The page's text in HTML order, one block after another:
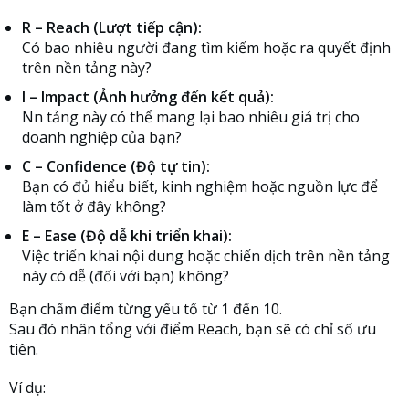
R – Reach (Lượt tiếp cận):
Có bao nhiêu người đang tìm kiếm hoặc ra quyết định
trên nền tảng này?
I – Impact (Ảnh hưởng đến kết quả):
Nn tảng này có thể mang lại bao nhiêu giá trị cho
doanh nghiệp của bạn?
C – Confidence (Độ tự tin):
Bạn có đủ hiểu biết, kinh nghiệm hoặc nguồn lực để
làm tốt ở đây không?
E – Ease (Độ dễ khi triển khai):
Việc triển khai nội dung hoặc chiến dịch trên nền tảng
này có dễ (đối với bạn) không?
Bạn chấm điểm từng yếu tố từ 1 đến 10.
Sau đó nhân tổng với điểm Reach, bạn sẽ có chỉ số ưu
tiên.
Ví dụ: